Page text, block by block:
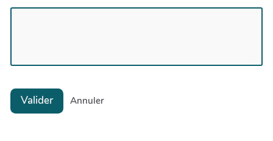
Valider Annuler